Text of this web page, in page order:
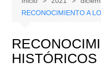
RECONOCIMIENTO A